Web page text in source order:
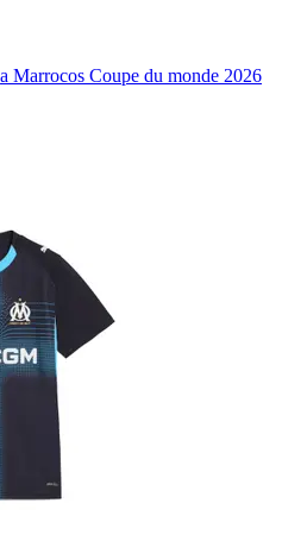
Marrocos Coupe du monde 2026